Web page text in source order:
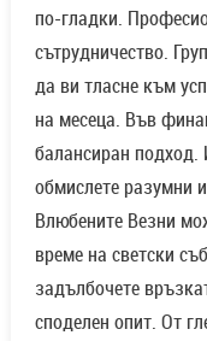
по-гладки.
сътрудничество.
да ви тласне към
на месеца. Във
балансиран подход.
обмислете разумни
Влюбените Везни
време на светски
задълбочете
споделен опит. От